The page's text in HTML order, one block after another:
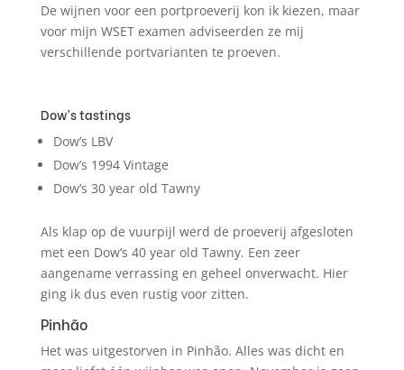
De wijnen voor een portproeverij kon ik kiezen, maar
voor mijn WSET examen adviseerden ze mij
verschillende portvarianten te proeven.
Dow’s tastings
Dow’s LBV
Dow’s 1994 Vintage
Dow’s 30 year old Tawny
Als klap op de vuurpijl werd de proeverij afgesloten
met een Dow’s 40 year old Tawny. Een zeer
aangename verrassing en geheel onverwacht. Hier
ging ik dus even rustig voor zitten.
Pinhão
Het was uitgestorven in Pinhão. Alles was dicht en